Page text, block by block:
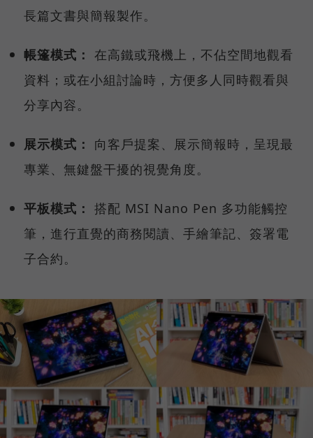
長篇文書與簡報製作。
帳篷模式： 在高鐵或飛機上，不佔空間地觀看
資料；或在小組討論時，方便多人同時觀看與
分享內容。
展示模式：
向客戶提案、展示簡報時，呈現最
專業、無鍵盤干擾的視覺角度。
平板模式： 搭配 MSI Nano Pen 多功能觸控
筆，進行直覺的商務閱讀、手繪筆記、簽署電
子合約。